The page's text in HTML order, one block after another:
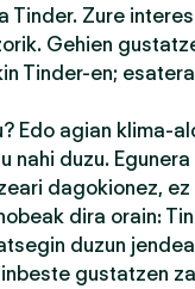
Tinder. Zure
Gehien
Tinder-en;
Edo agian klima-
duzu.
dagokionez,
dira orain:
duzun
gustatzen